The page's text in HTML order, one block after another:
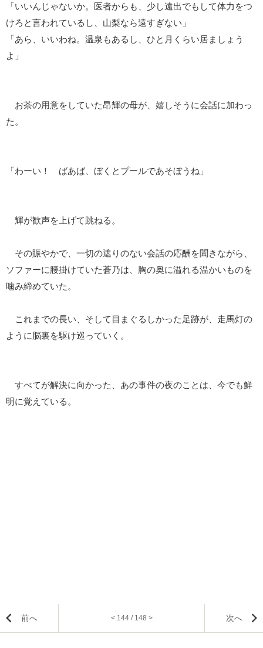
「いいんじゃないか。医者からも、少し遠出でもして体力をつ
けろと言われているし、山梨なら遠すぎない」
「あら、いいわね。温泉もあるし、ひと月くらい居ましょう
よ」
お茶の用意をしていた昂輝の母が、嬉しそうに会話に加わっ
た。
「わーい！ ばあば、ぼくとプールであそぼうね」
輝が歓声を上げて跳ねる。
その賑やかで、一切の遮りのない会話の応酬を聞きながら、
ソファーに腰掛けていた蒼乃は、胸の奥に溢れる温かいものを
噛み締めていた。
これまでの長い、そして目まぐるしかった足跡が、走馬灯の
ように脳裏を駆け巡っていく。
すべてが解決に向かった、あの事件の夜のことは、今でも鮮
明に覚えている。
前へ < 144 / 148 > 次へ